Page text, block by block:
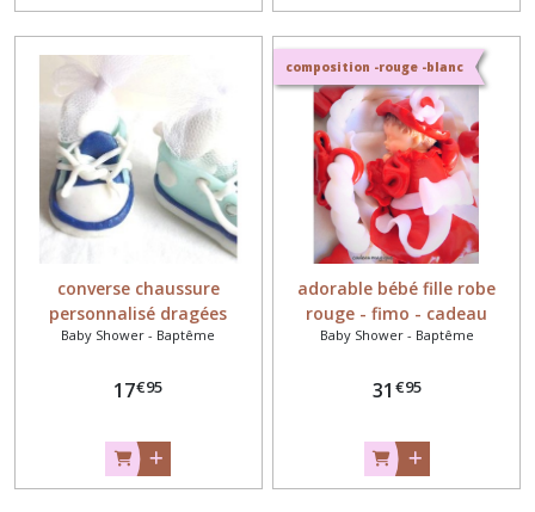
converse chaussure
personnalisé dragées
Baby Shower - Baptême
17€95
composition -rouge -blanc
adorable bébé fille robe
rouge - fimo - cadeau
naissance personnalise
Baby Shower - Baptême
31 €95